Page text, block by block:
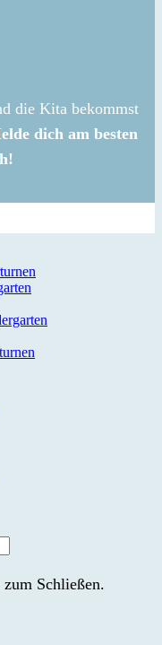
die Kita bekommst
dich am besten
Schließen.